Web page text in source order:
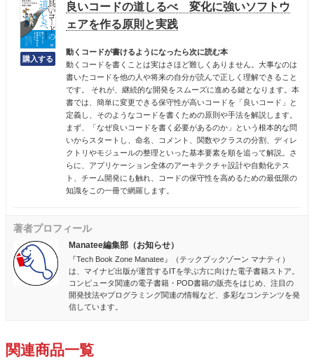
良いコードの道しるべ 変化に強いソフトウ
ェアを作る原則と実践
動くコードが書けるようになったら次に読む本
動くコードを書くことは実はさほど難しくありません。大事なのは
書いたコードを他の人や将来の自分が読んで正しく理解できること
です。 それが、継続的な開発をスムーズに進める鍵となります。本
書では、簡単に変更できる保守性が高いコードを「良いコード」と
定義し、そのようなコードを書くための原則や手法を解説します。
まず、「なぜ良いコードを書く必要があるのか」という根本的な問
いからスタートし、命名、コメント、関数やクラスの分割、ディレ
クトリやモジュールの整理といった基本要素を順を追って解説。さ
らに、アプリケーション全体のアーキテクチャ設計や自動化テス
ト、チーム開発にも触れ、コードの保守性を高めるための最低限の
知識をこの一冊で網羅します。
著者プロフィール
Manatee編集部（お知らせ）
『Tech Book Zone Manatee』（テックブックゾーン マナティ）
は、マイナビ出版が運営するITを学ぶ方に向けた電子書籍ストア。
コンピュータ関連の電子書籍・POD書籍の販売をはじめ、注目の
開発技法やプログラミング関連の情報など、多彩なコンテンツを発
信しています。
関連商品一覧